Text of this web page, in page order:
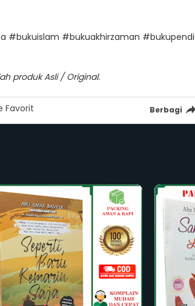
#bukuislam #bukuakhirzaman
produk Asli / Original.
Favorit Berbagi